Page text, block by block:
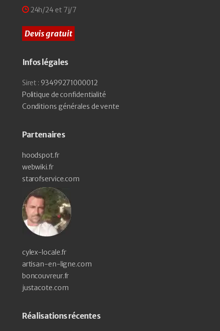
24h/24 et 7j/7
Devis gratuit
Infos légales
Siret : 93499271000012
Politique de confidentialité
Conditions générales de vente
Partenaires
hoodspot.fr
webwiki.fr
starofservice.com
cylex-locale.fr
artisan-en-ligne.com
boncouvreur.fr
justacote.com
Réalisations récentes